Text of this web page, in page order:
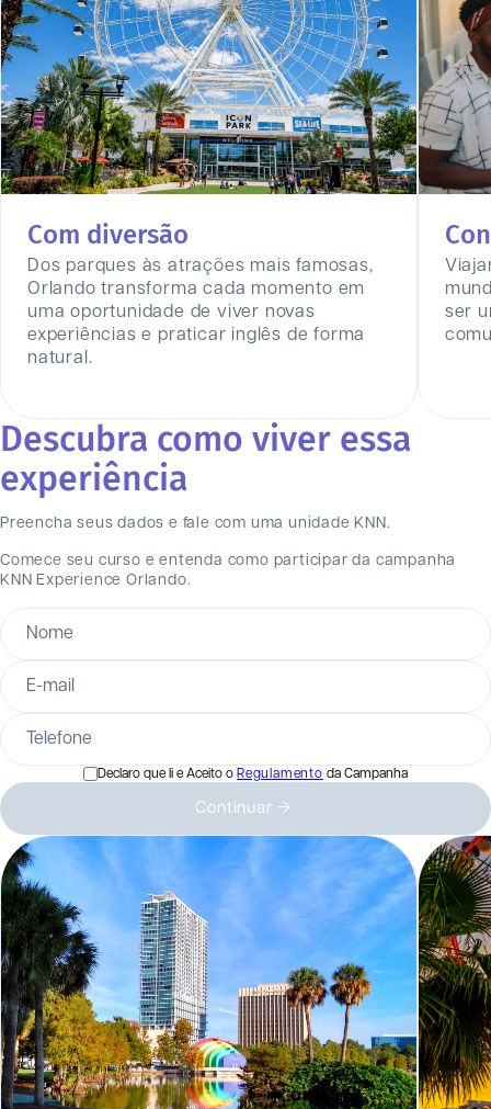
Com diversão
Dos parques às atrações mais famosas,
Orlando transforma cada momento em
uma oportunidade de viver novas
experiências e praticar inglês de forma
natural.
ser
Descubra como viver essa
experiência
Preencha seus dados e fale com uma unidade KNN.
Comece seu curso e entenda como participar da campanha
KNN Experience Orlando.
Nome
E-mail
Telefone
Declaro que li e Aceito o Regulamento da Campanha
Continuar